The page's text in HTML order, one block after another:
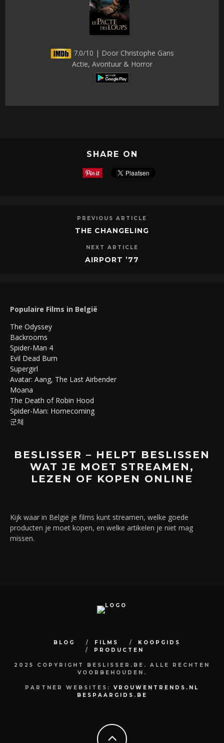
7.0/10 | Door Christophe Gans
Actie, Avontuur & Horror
SHARE ON
PREVIOUS ARTICLE
THE CHANGELING
NEXT ARTICLE
AIRPORT ’77
Populaire Films in België
The Odyssey
Backrooms
Spider-Man 4
Evil Dead Burn
Supergirl
Avatar: Aang, The Last Airbender
Moana
The Death of Robin Hood
Spider-Man: Homecoming
군체
BESLISSER – HELPT BESLISSEN
WAT JE MOET STREAMEN,
LEZEN OF KOPEN ONLINE
Kijk waar in België je films kunt streamen, welke goede
producten je moet kopen, en welke artikelen je niet mag
missen.
BLOG FILMS
KOOPGIDS
PRODUCTEN
2025 COPYRIGHT BESLISSER.BE. ALLE RECHTEN
VOORBEHOUDEN.
PARTNER WEBSITES: VROUWENTRENDS.NL
BESPAARGIDS.BE